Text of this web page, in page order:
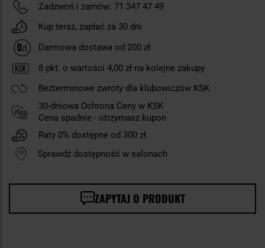
Zadzwoń i zamów: 71 347 47 49
Kup teraz, zapłać za 30 dni
Darmowa dostawa od 200 zł
8 pkt. o wartości 4,00 zł na kolejne zakupy
Bezterminowe zwroty dla klubowiczów KSK
30-dniowa Ochrona Ceny w KSK
Cena spadnie - otrzymasz kupon
Raty 0% dostępne od 300 zł
Sprawdź dostępność w salonach
ZAPYTAJ O PRODUKT